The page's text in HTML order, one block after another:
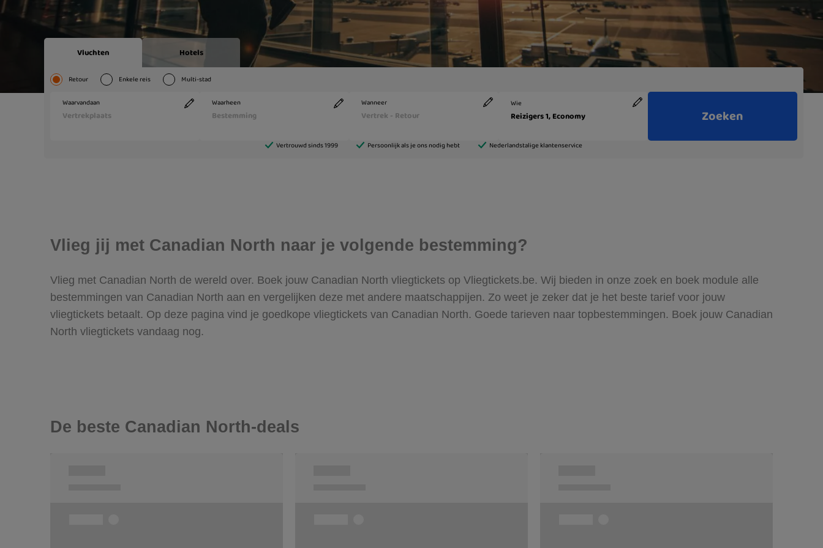
Vlieg jij met Canadian North naar je volgende bestemming?
Vlieg met Canadian North de wereld over. Boek jouw Canadian North vliegtickets op Vliegtickets.be. Wij bieden in onze zoek en boek module alle
bestemmingen van Canadian North aan en vergelijken deze met andere maatschappijen. Zo weet je zeker dat je het beste tarief voor jouw
vliegtickets betaalt. Op deze pagina vind je goedkope vliegtickets van Canadian North. Goede tarieven naar topbestemmingen. Boek jouw Canadian
North vliegtickets vandaag nog.
De beste Canadian North-deals